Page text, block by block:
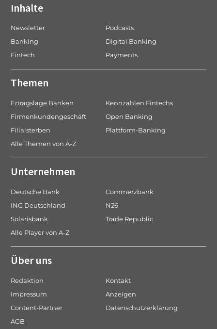
Inhalte
Newsletter
Podcasts
Banking
Digital Banking
Fintech
Payments
Themen
Ertragslage Banken
Kennzahlen Fintechs
Firmenkundengeschäft
Open Banking
Filialsterben
Plattform-Banking
Alle Themen von A-Z
Unternehmen
Deutsche Bank
Commerzbank
ING Deutschland
N26
Solarisbank
Trade Republic
Alle Player von A-Z
Über uns
Redaktion
Kontakt
Impressum
Anzeigen
Content-Partner
Datenschutzerklärung
AGB